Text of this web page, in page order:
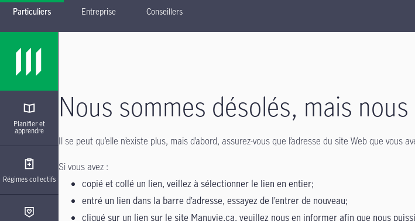
Passer à la navigation principale
Passer au contenu principal
Passer au pied de page
Particuliers Entreprise Conseillers
Planifier et
apprendre
Régimes collectifs
Nous sommes désolés, mais
Il se peut qu’elle n’existe plus, mais d’abord, assurez-vous que l’adresse du site Web que vous
Si vous avez :
copié et collé un lien, veillez à sélectionner le lien en entier;
entré un lien dans la barre d’adresse, essayez de l’entrer de nouveau;
cliqué sur un lien sur le site Manuvie.ca, veuillez nous en informer afin que nous